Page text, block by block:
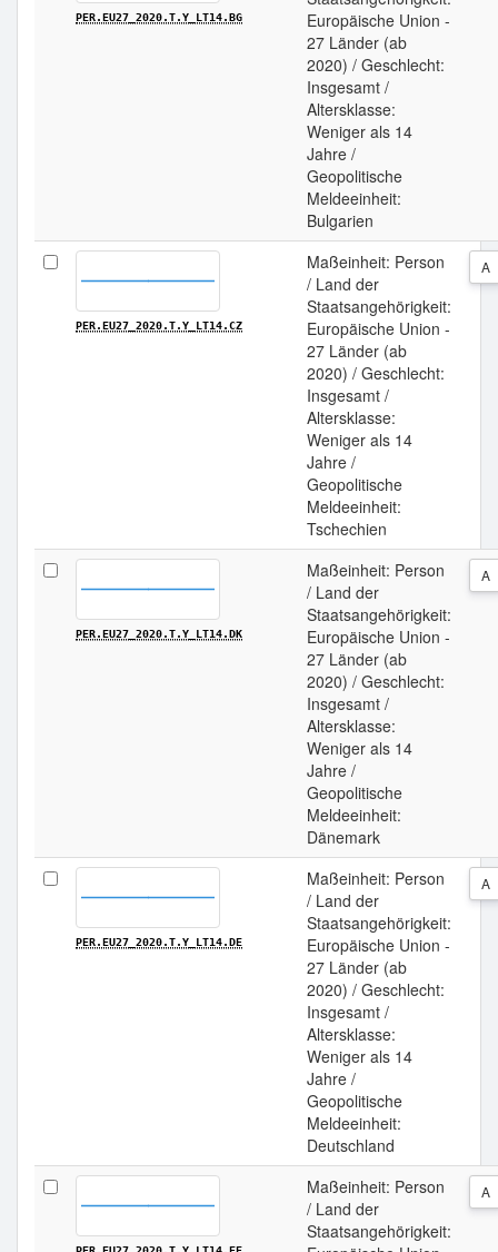
PER.EU27_2020.T.Y_LT14.BG
Europäische Union -
27 Länder (ab
2020) / Geschlecht:
Insgesamt /
Altersklasse:
Weniger als 14
Jahre /
Geopolitische
Meldeeinheit:
Bulgarien
PER.EU27_2020.T.Y_LT14.CZ
Maßeinheit: Person
/ Land der
Staatsangehörigkeit:
Europäische Union -
27 Länder (ab
2020) / Geschlecht:
Insgesamt /
Altersklasse:
Weniger als 14
Jahre /
Geopolitische
Meldeeinheit:
Tschechien
A
PER.EU27_2020.T.Y_LT14.DK
Maßeinheit: Person
/ Land der
Staatsangehörigkeit:
Europäische Union -
27 Länder (ab
2020) / Geschlecht:
Insgesamt /
Altersklasse:
Weniger als 14
Jahre /
Geopolitische
Meldeeinheit:
Dänemark
A
PER.EU27_2020.T.Y_LT14.DE
Maßeinheit: Person
/ Land der
Staatsangehörigkeit:
Europäische Union -
27 Länder (ab
2020) / Geschlecht:
Insgesamt /
Altersklasse:
Weniger als 14
Jahre /
Geopolitische
Meldeeinheit:
Deutschland
A
Maßeinheit: Person
/ Land der
Staatsangehörigkeit:
A